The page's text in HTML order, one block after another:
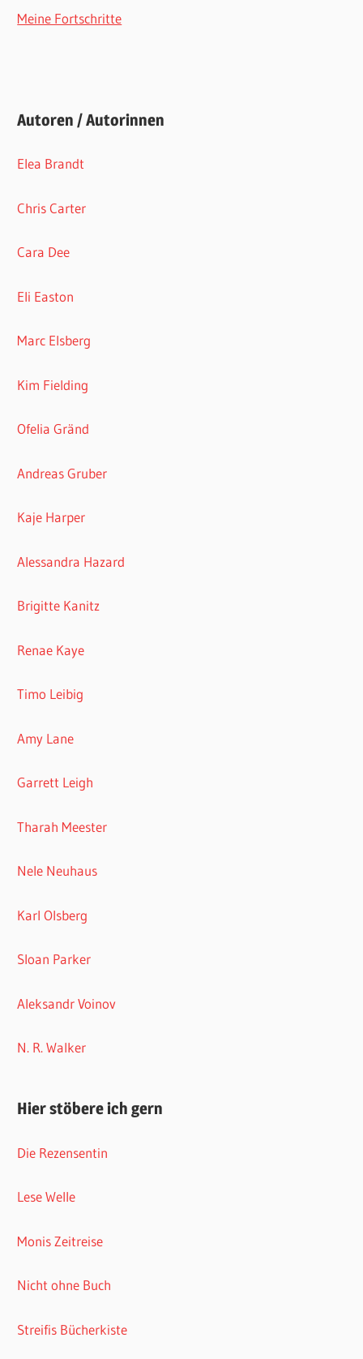
Meine Fortschritte
Autoren / Autorinnen
Elea Brandt
Chris Carter
Cara Dee
Eli Easton
Marc Elsberg
Kim Fielding
Ofelia Gränd
Andreas Gruber
Kaje Harper
Alessandra Hazard
Brigitte Kanitz
Renae Kaye
Timo Leibig
Amy Lane
Garrett Leigh
Tharah Meester
Nele Neuhaus
Karl Olsberg
Sloan Parker
Aleksandr Voinov
N. R. Walker
Hier stöbere ich gern
Die Rezensentin
Lese Welle
Monis Zeitreise
Nicht ohne Buch
Streifis Bücherkiste